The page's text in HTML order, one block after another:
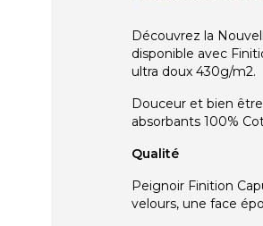
Découvrez la
disponible avec
ultra doux 430g/m2.
Douceur et bien
absorbants 100%
Qualité
Peignoir Finition
velours, une face